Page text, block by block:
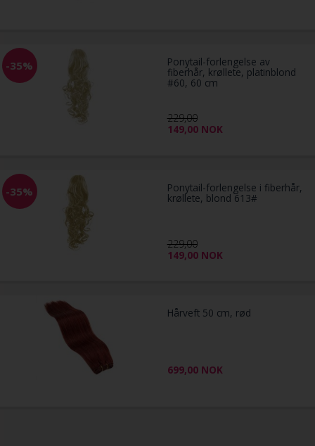
-35% Ponytail-forlengelse av
fiberhår, krøllete, platinblond
#60, 60 cm
229,00
149,00 NOK
-35% Ponytail-forlengelse i fiberhår,
krøllete, blond 613#
229,00
149,00 NOK
Hårveft 50 cm, rød
699,00 NOK